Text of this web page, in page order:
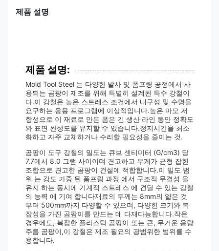
제품 설명
제품 설명:
Mold Tool Steel 는 다양한 발사 및 폼프링 공정에서 사
용되는 곰팡이 제조를 위해 특별히 설계된 특수 강철이
다.이 강철은 높은 스트레스 조건에서 내구성 및 수명을
요구하는 응용 프로그램에 이상적입니다.높은 마모 저
항성으로 이 재료로 만든 폼은 긴 생산 라인 동안 정확도
와 표면 완성도를 유지할 수 있습니다.정지시간을 최소
화하고 자주 교체하거나 수리할 필요성을 줄이는 것.
곰팡이 도구 강철의 밀도는 큐브 센티미터 (G/cm3) 당
7.7에서 8.0 그램 사이이며 견고하고 무게가 균형 잡힌
조합으로 견고한 곰팡이 건설에 적합합니다.이 밀도 범
위 는 강도 가중 된 폼프링 과정 에서 구조적 무결성 을
유지 하는 동시에 기계적 스트레스 에 견딜 수 있는 강철
의 능력 에 기여 합니다재료의 두께는 8mm의 얇은 것
부터 500mm까지 다양할 수 있으며, 다양한 크기와 복
잡성을 가진 곰팡이를 만드는 데 다재다능합니다.작은
경우에도, 복잡한 플라스틱 곰팡이 또는 큰, 무거운 용량
주름 곰팡이,이 강철은 제조 필요의 광범위한 범위를 수
용합니다.